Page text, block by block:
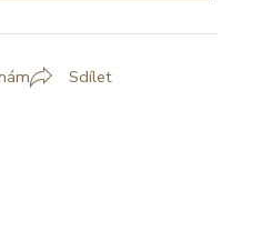
Sdílet